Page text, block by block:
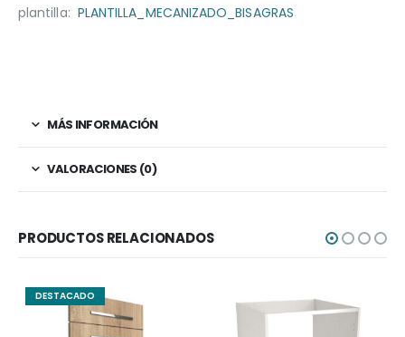
plantilla: PLANTILLA_MECANIZADO_BISAGRAS
MÁS INFORMACIÓN
VALORACIONES (0)
PRODUCTOS RELACIONADOS
DESTACADO